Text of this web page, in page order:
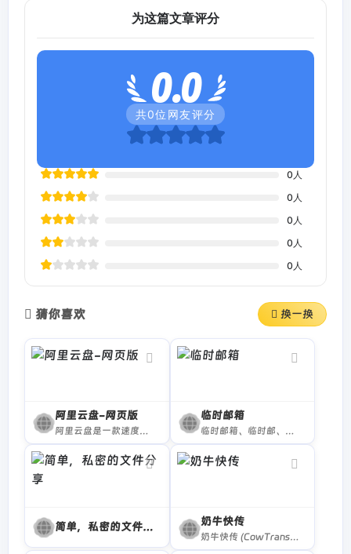
为这篇文章评分
0.0
共0位网友评分
0 人
0 人
0 人
0 人
0 人
猜你喜欢 换一换
阿里云盘-网页版
阿里云盘是一款速度快、不打扰、够安全、易于分享的个人网盘，欢迎你来体验。
临时邮箱
临时邮箱、临时邮、临时电子邮箱、24小时邮箱
简单，私密的文件分享 奶牛快传
奶牛快传 (CowTransfer) 传输文件，上传下载不限速。传视频、传音频、传图片、跨国传、传大文件。10GB 免费云盘、会员 3TB 超大云盘。最受创意人、广告人及创作者喜爱的效率工具之一，快来体验吧！